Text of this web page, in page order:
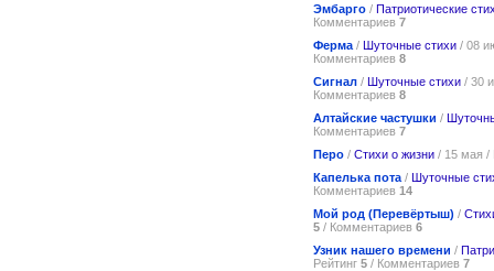
Эмбарго / Патриотические
Комментариев 7
Ферма / Шуточные стихи / 08
Комментариев 8
Сигнал / Шуточные стихи / 30
Комментариев 8
Алтайские частушки /
Комментариев 7
Перо / Стихи о жизни / 15 мая /
Капелька пота / Шуточные
Комментариев 14
Мой род (Перевёртыш) /
5 / Комментариев 6
Узник нашего времени /
Рейтинг 5 / Комментариев 7